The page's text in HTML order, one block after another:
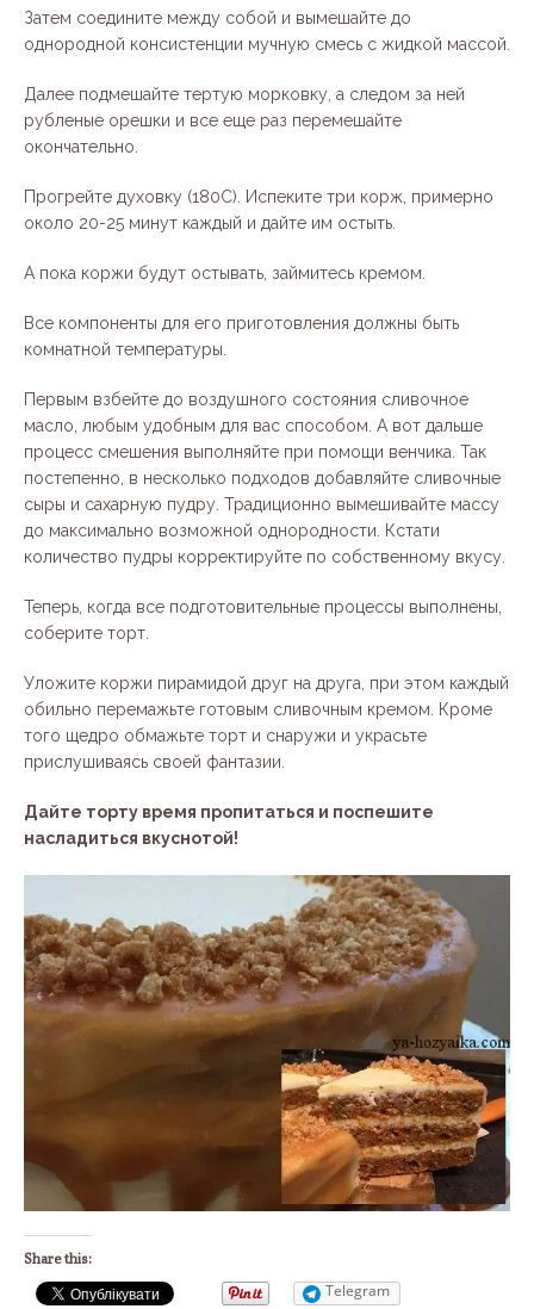
Затем соедините между собой и вымешайте до
однородной консистенции мучную смесь с жидкой массой.
Далее подмешайте тертую морковку, а следом за ней
рубленые орешки и все еще раз перемешайте
окончательно.
Прогрейте духовку (180С). Испеките три корж, примерно
около 20-25 минут каждый и дайте им остыть.
А пока коржи будут остывать, займитесь кремом.
Все компоненты для его приготовления должны быть
комнатной температуры.
Первым взбейте до воздушного состояния сливочное
масло, любым удобным для вас способом. А вот дальше
процесс смешения выполняйте при помощи венчика. Так
постепенно, в несколько подходов добавляйте сливочные
сыры и сахарную пудру. Традиционно вымешивайте массу
до максимально возможной однородности. Кстати
количество пудры корректируйте по собственному вкусу.
Теперь, когда все подготовительные процессы выполнены,
соберите торт.
Уложите коржи пирамидой друг на друга, при этом каждый
обильно перемажьте готовым сливочным кремом. Кроме
того щедро обмажьте торт и снаружи и украсьте
прислушиваясь своей фантазии.
Дайте торту время пропитаться и поспешите
насладиться вкуснотой!
Share this:
Telegram